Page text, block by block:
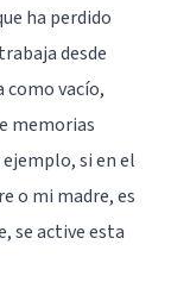
ha perdido
desde
como vacío,
memorias
si en el
o mi madre, es
se active esta